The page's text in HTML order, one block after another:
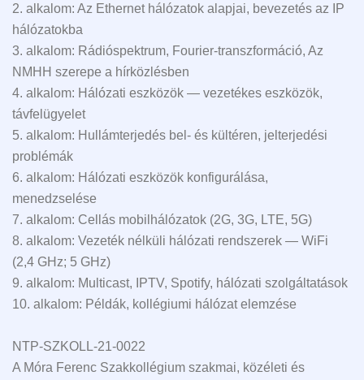
2. alkalom: Az Ethernet hálózatok alapjai, bevezetés az IP
hálózatokba
3. alkalom: Rádióspektrum, Fourier-transzformáció, Az
NMHH szerepe a hírközlésben
4. alkalom: Hálózati eszközök — vezetékes eszközök,
távfelügyelet
5. alkalom: Hullámterjedés bel- és kültéren, jelterjedési
problémák
6. alkalom: Hálózati eszközök konfigurálása,
menedzselése
7. alkalom: Cellás mobilhálózatok (2G, 3G, LTE, 5G)
8. alkalom: Vezeték nélküli hálózati rendszerek — WiFi
(2,4 GHz; 5 GHz)
9. alkalom: Multicast, IPTV, Spotify, hálózati szolgáltatások
10. alkalom: Példák, kollégiumi hálózat elemzése
NTP-SZKOLL-21-0022
A Móra Ferenc Szakkollégium szakmai, közéleti és